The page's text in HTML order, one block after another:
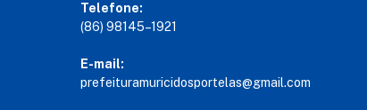
Telefone:
(86) 98145–1921
E-mail:
prefeituramuricidosportelas@gmail.com